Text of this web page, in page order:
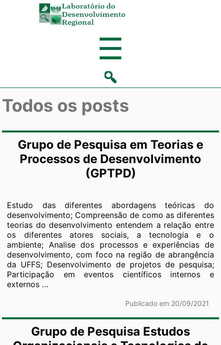
Laboratório
de
Regional
☰
Todos os posts
Grupo de Pesquisa em Teorias e
Processos de Desenvolvimento
(GPTPD)
Estudo das diferentes abordagens teóricas do
desenvolvimento; Compreensão de como as diferentes
teorias do desenvolvimento entendem a relação entre
os diferentes atores sociais, a tecnologia e o
ambiente; Analise dos processos e experiências de
desenvolvimento, com foco na região de abrangência
da UFFS; Desenvolvimento de projetos de pesquisa;
Participação em eventos científicos internos e
externos …
e
Publicado em 20/09/2021
Grupo de Pesquisa Estudos